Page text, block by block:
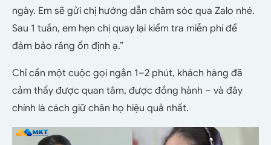
ngày. Em sẽ gửi chị hướng dẫn chăm sóc qua Zalo nhé.
Sau 1 tuần, em hẹn chị quay lại kiểm tra miễn phí để
đảm bảo răng ổn định ạ.”
Chỉ cần một cuộc gọi ngắn 1–2 phút, khách hàng đã
cảm thấy được quan tâm, được đồng hành – và đây
chính là cách giữ chân họ hiệu quả nhất.